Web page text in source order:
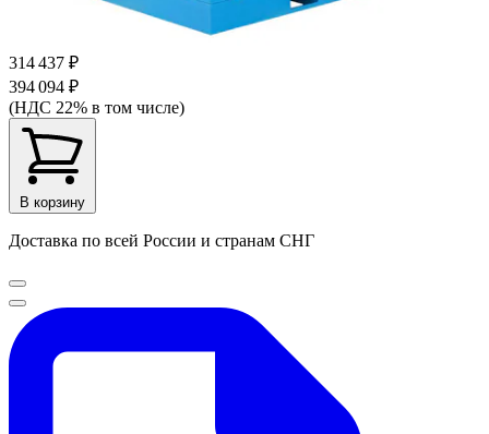
314 437 ₽
394 094 ₽
(НДС 22% в том числе)
В корзину
Доставка по всей России и странам СНГ